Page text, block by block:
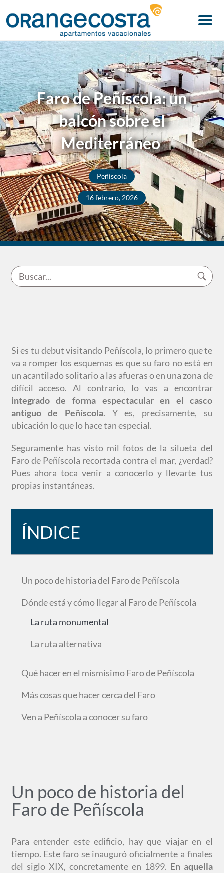
Menu
Faro de Peñíscola: un
balcón sobre el
Mediterráneo
Peñíscola
16 febrero, 2026
Si es tu debut visitando Peñíscola, lo primero que te
va a romper los esquemas es que su faro no está en
un acantilado solitario a las afueras o en una zona de
difícil acceso. Al contrario, lo vas a encontrar
integrado de forma espectacular en el casco
antiguo de Peñíscola. Y es, precisamente, su
ubicación lo que lo hace tan especial.
Seguramente has visto mil fotos de la silueta del
Faro de Peñíscola recortada contra el mar, ¿verdad?
Pues ahora toca venir a conocerlo y llevarte tus
propias instantáneas.
ÍNDICE
Un poco de historia del Faro de Peñíscola
Dónde está y cómo llegar al Faro de Peñíscola
La ruta monumental
La ruta alternativa
Qué hacer en el mismísimo Faro de Peñíscola
Más cosas que hacer cerca del Faro
Ven a Peñíscola a conocer su faro
Un poco de historia del
Faro de Peñíscola
Para entender este edificio, hay que viajar en el
tiempo. Este faro se inauguró oficialmente a finales
del siglo XIX, concretamente en 1899. En aquella